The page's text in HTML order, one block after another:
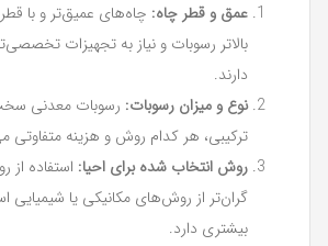
عمق و قطر چاه: چاه‌های عمیق‌تر و با
بالاتر رسوبات و نیاز به تجهیزات
دارند.
نوع و میزان رسوبات: رسوبات معدنی
ترکیبی، هر کدام روش و هزینه متفاوتی
روش انتخاب شده برای احیا: استفاده از
گران‌تر از روش‌های مکانیکی یا شیمیایی
بیشتری دارد.